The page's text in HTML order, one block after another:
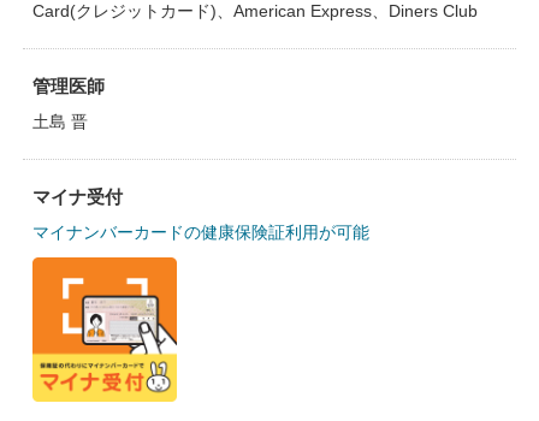
Card(クレジットカード)、American Express、Diners Club
管理医師
土島 晋
マイナ受付
マイナンバーカードの健康保険証利用が可能